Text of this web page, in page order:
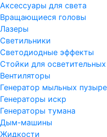
Аксессуары для света
Вращающиеся головы
Лазеры
Светильники
Светодиодные эффекты
Стойки для
Вентиляторы
Генератор мыльных
Генераторы искр
Генераторы тумана
Дым-машины
Жидкости